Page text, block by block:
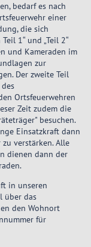
bedarf es nach
einer
die sich
1“ und „Teil 2“
und Kameraden im
zur
Der zweite Teil
Ortsfeuerwehren
Zeit zudem die
besuchen.
Einsatzkraft dann
verstärken. Alle
dienen dann der
in unseren
über das
den Wohnort
für